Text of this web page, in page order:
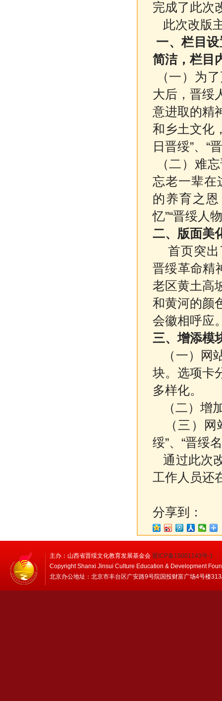
完成了此次
此次改版
一、栏目
简洁，栏目
（一）为
大后，晋绥
意进取的精
和乡土文化
日晋绥”、“
（二）难
忘老一辈在
的养育之
忆”“晋绥人
二、版面美
首页突出
晋绥革命精
老区黄土高
和黄河的颜
会徽相呼应
三、增添模
（一）网
块。选项卡
多样化。
（二）增
（三）网
绥”、“晋绥
通过此次
工作人员还
分享到：
主办：山西省晋绥文化教育发展基金会 晋ICP备15001143号-1
Copyright Shanxi Jinsui Culture Education & Development
北京办公地址：北京市丰台区广安路9号院国投财富广场4号楼